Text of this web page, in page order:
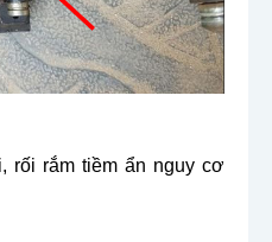
rối rắm tiềm ẩn nguy cơ